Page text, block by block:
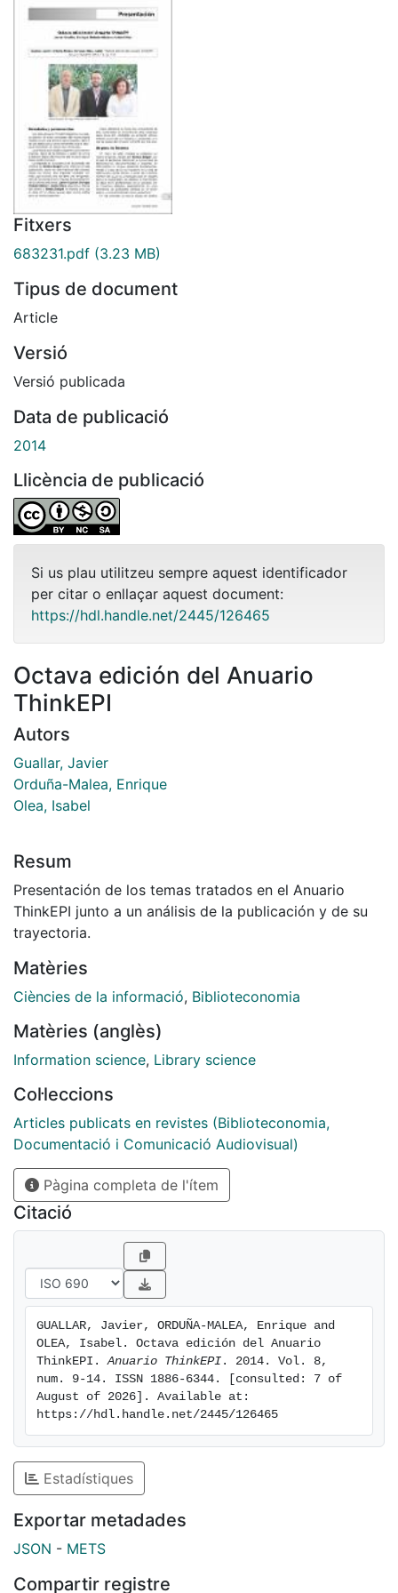
Fitxers
683231.pdf (3.23 MB)
Tipus de document
Article
Versió
Versió publicada
Data de publicació
2014
Llicència de publicació
Si us plau utilitzeu sempre aquest identificador
per citar o enllaçar aquest document:
https://hdl.handle.net/2445/126465
Octava edición del Anuario
ThinkEPI
Autors
Guallar, Javier
Orduña-Malea, Enrique
Olea, Isabel
Resum
Presentación de los temas tratados en el Anuario
ThinkEPI junto a un análisis de la publicación y de su
trayectoria.
Matèries
Ciències de la informació, Biblioteconomia
Matèries (anglès)
Information science, Library science
Col·leccions
Articles publicats en revistes (Biblioteconomia,
Documentació i Comunicació Audiovisual)
Pàgina completa de l'ítem
Citació
GUALLAR, Javier, ORDUÑA-MALEA, Enrique and
OLEA, Isabel. Octava edición del Anuario
ThinkEPI. Anuario ThinkEPI . 2014. Vol. 8,
num. 9-14. ISSN 1886-6344. [consulted: 7 of
August of 2026]. Available at:
https://hdl.handle.net/2445/126465
Estadístiques
Exportar metadades
JSON - METS
Compartir registre